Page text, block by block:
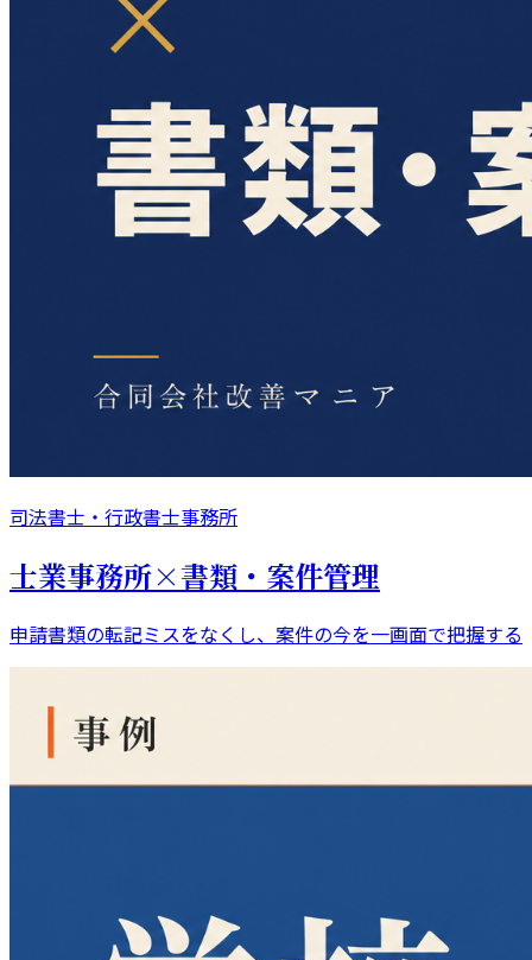
司法書士・行政書士事務所
士業事務所×書類・案件管理
申請書類の転記ミスをなくし、案件の今を一画面で把握する